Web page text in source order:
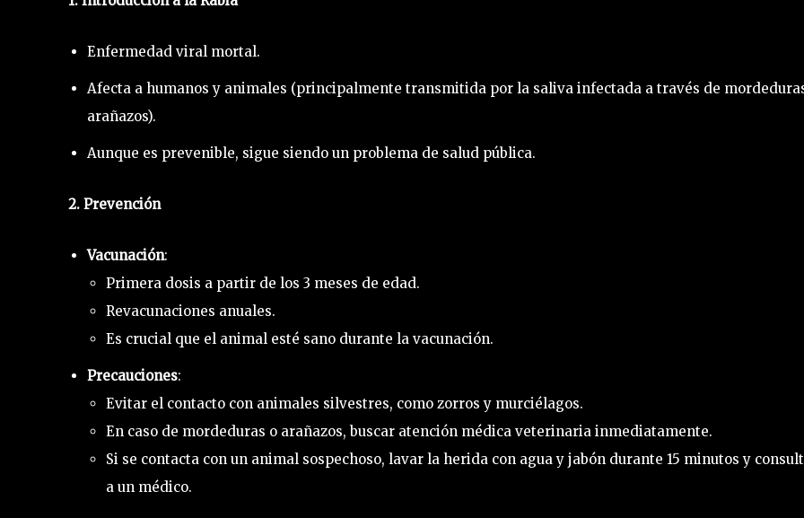
Enfermedad viral mortal.
Afecta a humanos y animales (principalmente transmitida por la saliva infectada a través de
arañazos).
Aunque es prevenible, sigue siendo un problema de salud pública.
2. Prevención
Vacunación:
Primera dosis a partir de los 3 meses de edad.
Revacunaciones anuales.
Es crucial que el animal esté sano durante la vacunación.
Precauciones:
Evitar el contacto con animales silvestres, como zorros y murciélagos.
En caso de mordeduras o arañazos, buscar atención médica veterinaria inmediatamente.
Si se contacta con un animal sospechoso, lavar la herida con agua y jabón durante 15 minutos y
a un médico.